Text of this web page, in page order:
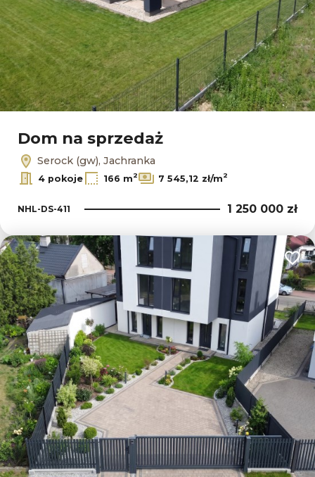
Dom na sprzedaż
Serock (gw), Jachranka
4 pokoje 166 m2 7 545,12 zł/m2
NHL-DS-411 1 250 000 zł